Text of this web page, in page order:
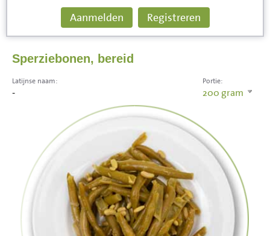
Aanmelden Registreren
Sperziebonen, bereid
Portie:
200 gram
Latijnse naam:
-